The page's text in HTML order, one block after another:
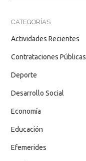
CATEGORÍAS
Actividades Recientes
Contrataciones Públicas
Deporte
Desarrollo Social
Economía
Educación
Efemerides